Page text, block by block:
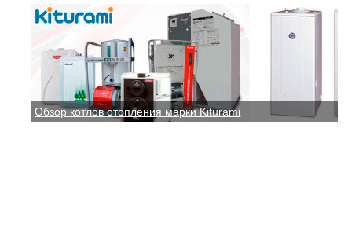
Обзор котлов отопления марки Kiturami